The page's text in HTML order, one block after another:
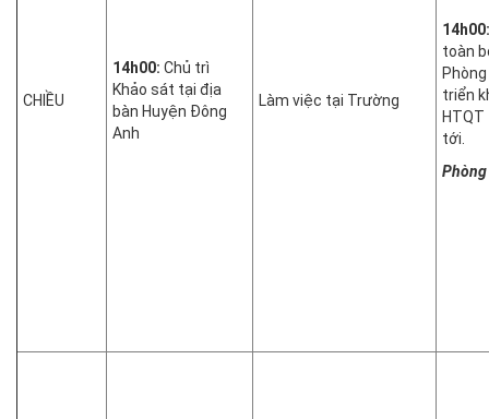
CHIỀU
14h00: Chủ trì
Khảo sát tại địa
bàn Huyện Đông
Anh
Làm việc tại Trường
14h00:
toàn
triển
tới.